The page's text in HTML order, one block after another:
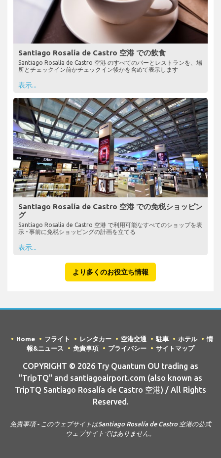
Santiago Rosalía de Castro 空港 での飲食
Santiago Rosalía de Castro 空港 のすべてのバーとレストランを、場
所とチェックイン前かチェックイン後かを含めて表示します
表示...
Santiago Rosalía de Castro 空港 での免税ショッピン
グ
Santiago Rosalía de Castro 空港 で利用可能なすべてのショップを表
示 - 事前に免税ショッピングの計画を立てる
表示...
より多くのお役立ち情報
Home フライト レンタカー 空港交通 駐車 ホテル
情
報&ニュース
免責事項 プライバシー サイトマップ
COPYRIGHT © 2026 Try Quantum OU trading as
"TripTQ" and santiagoairport.com (also known as
TripTQ Santiago Rosalía de Castro 空港) / All Rights
Reserved.
免責事項 - このウェブサイトはSantiago Rosalía de Castro 空港の公式
ウェブサイトではありません。